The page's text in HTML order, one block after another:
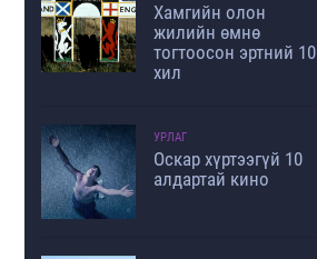
Хамгийн олон
жилийн өмнө
тогтоосон эртний 10
хил
УРЛАГ
Оскар хүртээгүй 10
алдартай кино